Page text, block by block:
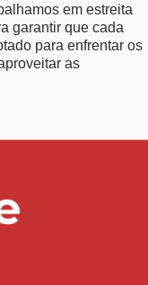
em estreita
garantir que cada
para enfrentar os
as